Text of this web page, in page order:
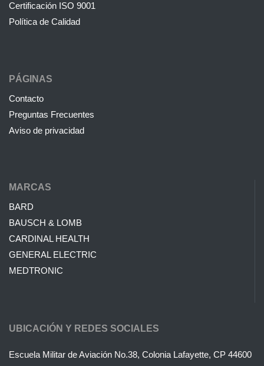
Certificación ISO 9001
Política de Calidad
PÁGINAS
Contacto
Preguntas Frecuentes
Aviso de privacidad
MARCAS
BARD
BAUSCH & LOMB
CARDINAL HEALTH
GENERAL ELECTRIC
MEDTRONIC
UBICACIÓN Y REDES SOCIALES
Escuela Militar de Aviación No.38, Colonia Lafayette, CP 44600